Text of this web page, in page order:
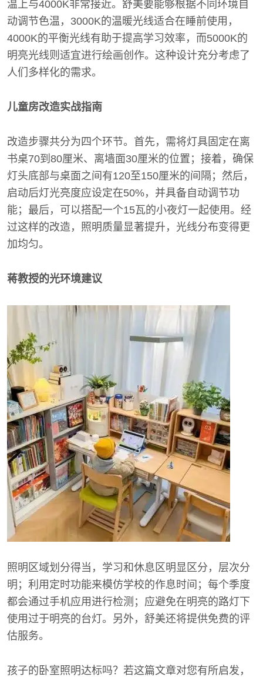
温上与4000K非常接近。舒美要能够根据不同环境自
动调节色温，3000K的温暖光线适合在睡前使用，
4000K的平衡光线有助于提高学习效率，而5000K的
明亮光线则适宜进行绘画创作。这种设计充分考虑了
人们多样化的需求。
儿童房改造实战指南
改造步骤共分为四个环节。首先，需将灯具固定在离
书桌70到80厘米、离墙面30厘米的位置；接着，确保
灯头底部与桌面之间有120至150厘米的间隔；然后，
启动后灯光亮度应设定在50%，并具备自动调节功
能；最后，可以搭配一个15瓦的小夜灯一起使用。经
过这样的改造，照明质量显著提升，光线分布变得更
加均匀。
蒋教授的光环境建议
照明区域划分得当，学习和休息区明显区分，层次分
明；利用定时功能来模仿学校的作息时间；每个季度
都会通过手机应用进行检测；应避免在明亮的路灯下
使用过于明亮的台灯。另外，舒美还将提供免费的评
估服务。
孩子的卧室照明达标吗？若这篇文章对您有所启发，